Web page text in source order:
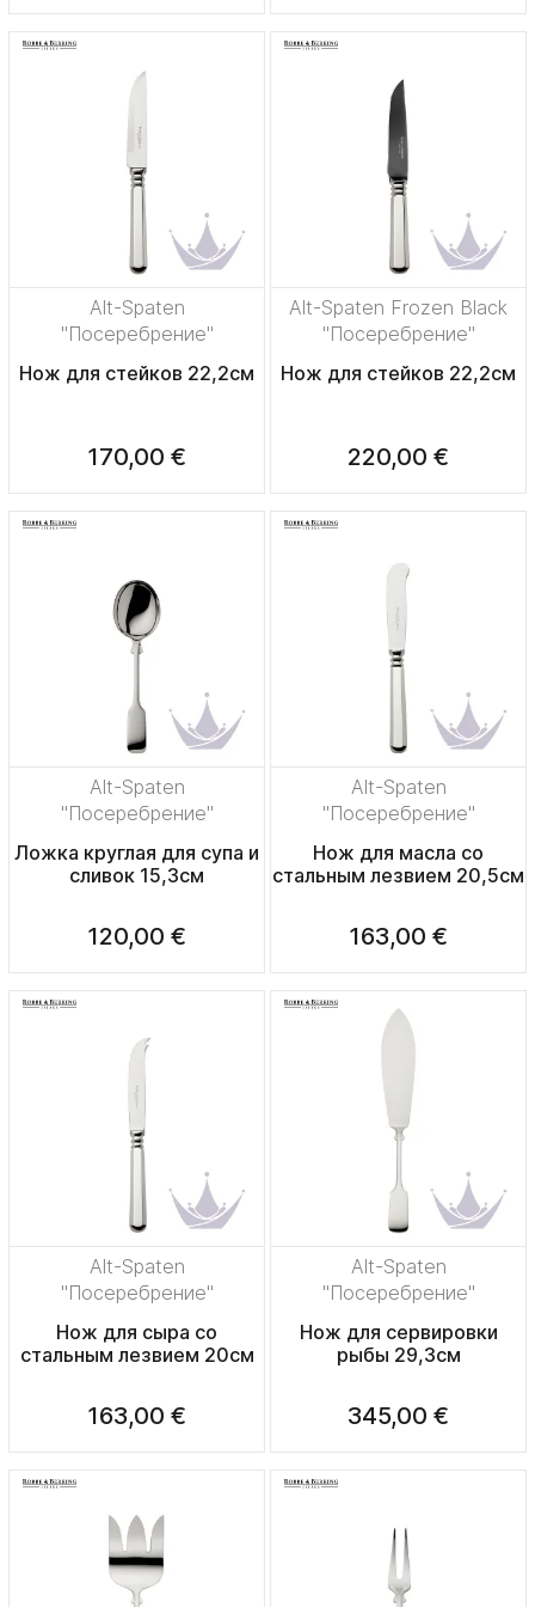
Alt-Spaten
"Посеребрение"
Нож для стейков 22,2см
170,00 €
Alt-Spaten Frozen Black
"Посеребрение"
Нож для стейков 22,2см
220,00 €
Alt-Spaten
"Посеребрение"
Ложка круглая для супа и
сливок 15,3см
120,00 €
Alt-Spaten
"Посеребрение"
Нож для масла со
стальным лезвием 20,5см
163,00 €
Alt-Spaten
"Посеребрение"
Нож для сыра со
стальным лезвием 20см
163,00 €
Alt-Spaten
"Посеребрение"
Нож для сервировки
рыбы 29,3см
345,00 €